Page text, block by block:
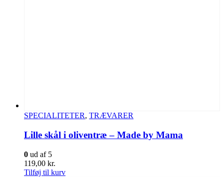
SPECIALITETER, TRÆVARER
Lille skål i oliventræ – Made by Mama
0 ud af 5
119,00 kr.
Tilføj til kurv